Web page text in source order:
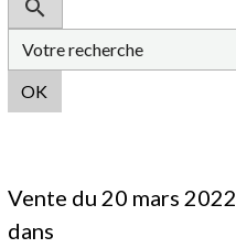
OK
Vente du 20 mars 2022
dans